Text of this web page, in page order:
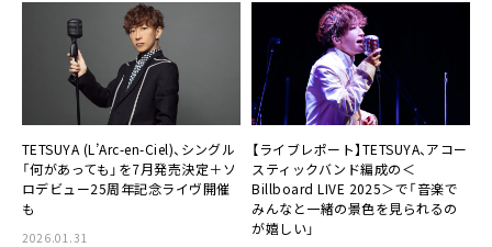
TETSUYA (L’Arc-en-Ciel)、シングル
「何があっても」を7月発売決定＋ソ
ロデビュー25周年記念ライヴ開催
も
2026.01.31
【ライブレポート】TETSUYA、アコー
スティックバンド編成の＜
Billboard LIVE 2025＞で「音楽で
みんなと一緒の景色を見られるの
が嬉しい」